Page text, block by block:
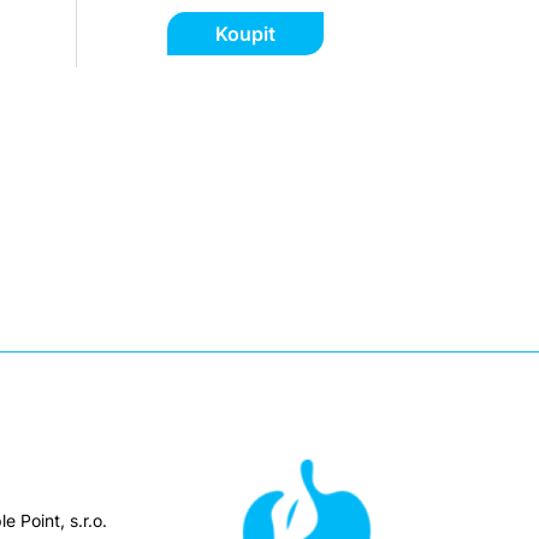
Koupit
Point, s.r.o.